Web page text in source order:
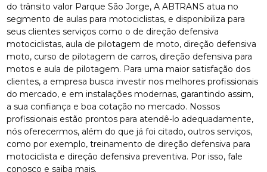
do trânsito valor Parque São Jorge, A ABTRANS atua no
segmento de aulas para motociclistas, e disponibiliza para
seus clientes serviços como o de direção defensiva
motociclistas, aula de pilotagem de moto, direção defensiva
moto, curso de pilotagem de carros, direção defensiva para
motos e aula de pilotagem. Para uma maior satisfação dos
clientes, a empresa busca investir nos melhores profissionais
do mercado, e em instalações modernas, garantindo assim,
a sua confiança e boa cotação no mercado. Nossos
profissionais estão prontos para atendê-lo adequadamente,
nós oferecermos, além do que já foi citado, outros serviços,
como por exemplo, treinamento de direção defensiva para
motociclista e direção defensiva preventiva. Por isso, fale
conosco e saiba mais.